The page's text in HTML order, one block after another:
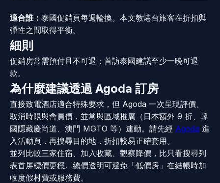
適合誰： 泰國促銷頁每週輪換。本文教港台旅客在折扣與
彈性之間取得平衡。
細則
促銷房常需預付且不可退；首訪泰國建議至少一晚可退
款。
為什麼建議透過 Agoda 訂房
直接致電酒店適合特殊要求，但 Agoda 一次呈現評價、
取消時限與會員價，並常與區域推廣（日本額外 9 折、韓
國隱藏慶尚道、澳門 MGTO 等）連動。請先經 Agoda 進
入活動頁，再搜尋目的地，折扣較易正確套用。
並列比較三家住宿、加入收藏、觀察降價，比只看搜尋列
表首屏標價更穩。總價透明可避免「低價房」在結帳時加
收度假村費或服務費。